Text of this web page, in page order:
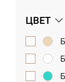
ЦВЕТ